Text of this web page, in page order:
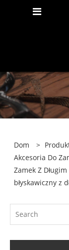
Dom >
Akcesoria Do
Zamek Z
błyskawiczny z